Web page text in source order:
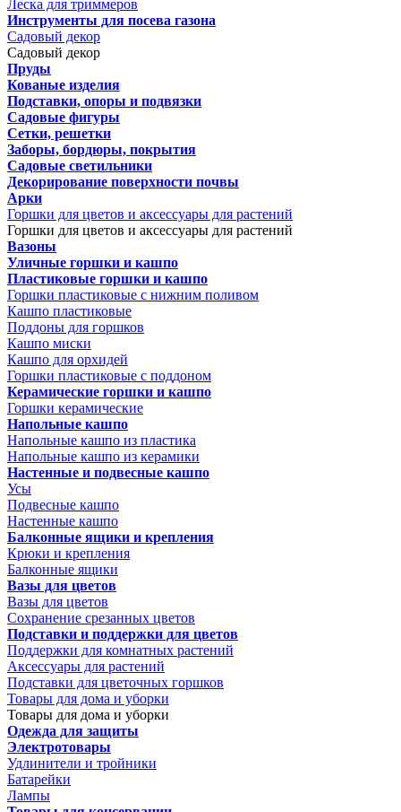
Леска для триммеров
Инструменты для посева газона
Садовый декор
Садовый декор
Пруды
Кованые изделия
Подставки, опоры и подвязки
Садовые фигуры
Сетки, решетки
Заборы, бордюры, покрытия
Садовые светильники
Декорирование поверхности почвы
Арки
Горшки для цветов и аксессуары для растений
Горшки для цветов и аксессуары для растений
Вазоны
Уличные горшки и кашпо
Пластиковые горшки и кашпо
Горшки пластиковые с нижним поливом
Кашпо пластиковые
Поддоны для горшков
Кашпо миски
Кашпо для орхидей
Горшки пластиковые с поддоном
Керамические горшки и кашпо
Горшки керамические
Напольные кашпо
Напольные кашпо из пластика
Напольные кашпо из керамики
Настенные и подвесные кашпо
Усы
Подвесные кашпо
Настенные кашпо
Балконные ящики и крепления
Крюки и крепления
Балконные ящики
Вазы для цветов
Вазы для цветов
Сохранение срезанных цветов
Подставки и поддержки для цветов
Поддержки для комнатных растений
Аксессуары для растений
Подставки для цветочных горшков
Товары для дома и уборки
Товары для дома и уборки
Одежда для защиты
Электротовары
Удлинители и тройники
Батарейки
Лампы